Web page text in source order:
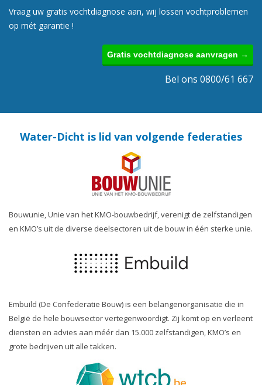
Vraag uw gratis vochtdiagnose aan, wij lossen vochtproblemen
op mét garantie !
Gratis vochtdiagnose aanvragen →
Bel ons 0800/61 667
Water-Dicht is lid van volgende federaties
Bouwunie, Unie van het KMO-bouwbedrijf, verenigt de zelfstandigen
en KMO’s uit de diverse deelsectoren uit de bouw in één sterke unie.
Embuild (De Confederatie Bouw) is een belangenorganisatie die in
België de hele bouwsector vertegenwoordigt. Zij komt op en verleent
diensten en advies aan méér dan 15.000 zelfstandigen, KMO’s en
grote bedrijven uit alle takken.